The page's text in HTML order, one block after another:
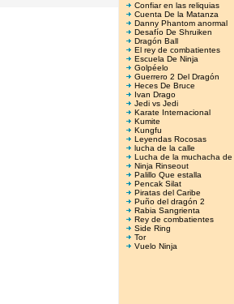
Confiar en las reliquias
Cuenta De la Matanza
Danny Phantom anormal
Desafío De Shruiken
Dragón Ball
El rey de combatientes
Escuela De Ninja
Golpéelo
Guerrero 2 Del Dragón
Heces De Bruce
Ivan Drago
Jedi vs Jedi
Karate Internacional
Kumite
Kungfu
Leyendas Rocosas
lucha de la calle
Lucha de la muchacha de
Ninja Rinseout
Palillo Que estalla
Pencak Silat
Piratas del Caribe
Puño del dragón 2
Rabia Sangrienta
Rey de combatientes
Side Ring
Tor
Vuelo Ninja